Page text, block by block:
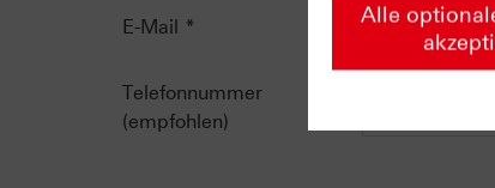
E-Mail *
Telefonnummer
(empfohlen)
Alle